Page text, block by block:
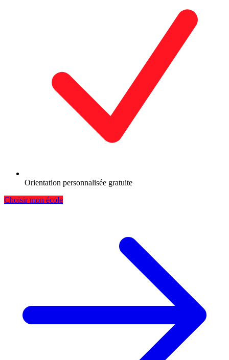
Orientation personnalisée gratuite
Choisir mon école